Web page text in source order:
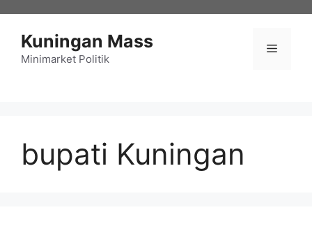
Kuningan Mass
Minimarket Politik
Menu
bupati Kuningan